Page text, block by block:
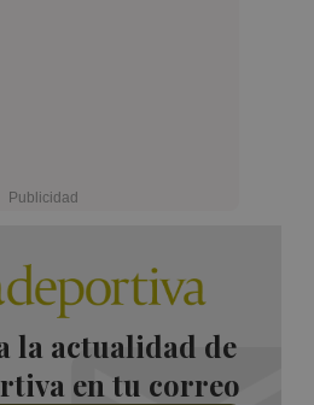
la actualidad de
en tu correo